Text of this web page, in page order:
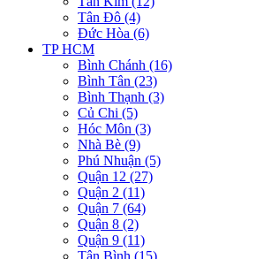
Tân Đô (4)
Đức Hòa (6)
TP HCM
Bình Chánh (16)
Bình Tân (23)
Bình Thạnh (3)
Củ Chi (5)
Hóc Môn (3)
Nhà Bè (9)
Phú Nhuận (5)
Quận 12 (27)
Quận 2 (11)
Quận 7 (64)
Quận 8 (2)
Quận 9 (11)
Tân Bình (15)